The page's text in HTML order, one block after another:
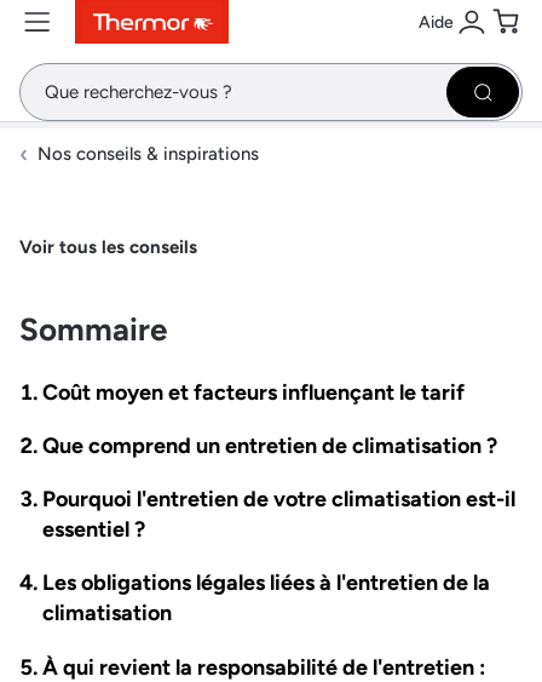
ContenuMenuRecherche Aide
Se
Nos conseils & inspirations
Voir tous les conseils
Sommaire
Coût moyen et facteurs influençant le tarif
Que comprend un entretien de climatisation ?
Pourquoi l'entretien de votre climatisation est-il
essentiel ?
Les obligations légales liées à l'entretien de la
climatisation
À qui revient la responsabilité de l'entretien :